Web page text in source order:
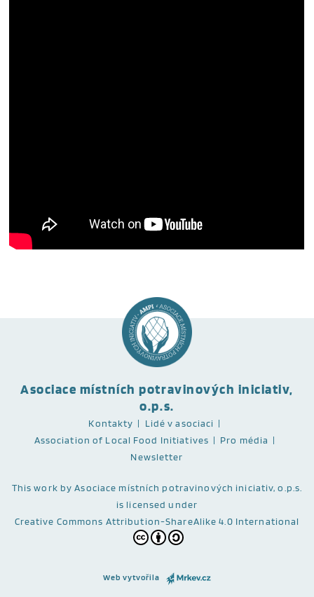
Asociace místních potravinových iniciativ,
o.p.s.
Kontakty
Lidé v asociaci
Association of Local Food Initiatives
Pro média
Newsletter
This work by Asociace místních potravinových iniciativ, o.p.s.
is licensed under
Creative Commons Attribution-ShareAlike 4.0 International
Web vytvořila